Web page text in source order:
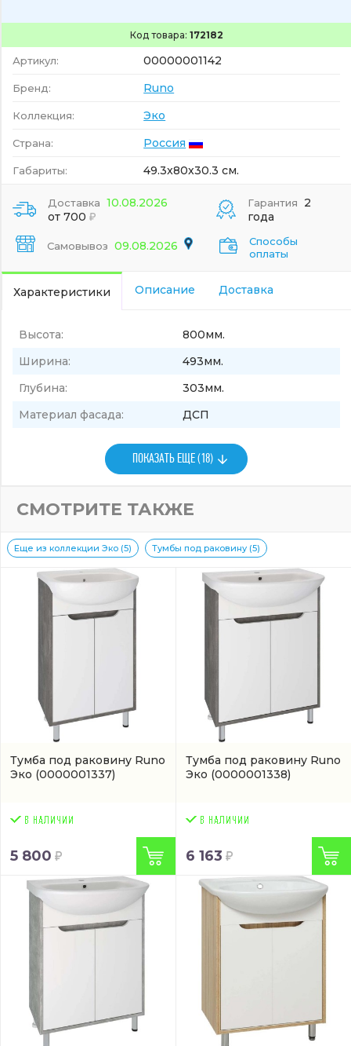
Код товара: 172182
Артикул: 00000001142
Бренд: Runo
Коллекция: Эко
Страна: Россия
Габариты: 49.3x80x30.3 см.
Доставка 10.08.2026
от 700
Самовывоз 09.08.2026
Гарантия
2
года
Способы
оплаты
Характеристики Описание Доставка
Высота:
800мм.
Ширина:
493мм.
Глубина:
303мм.
Материал фасада:
ДСП
ПОКАЗАТЬ ЕЩЕ (18)
СМОТРИТЕ ТАКЖЕ
Еще из коллекции Эко (5) Тумбы под раковину (5)
Тумба под раковину Runo
Эко (0000001337)
5 800
Тумба под раковину Runo
Эко (0000001338)
6 163